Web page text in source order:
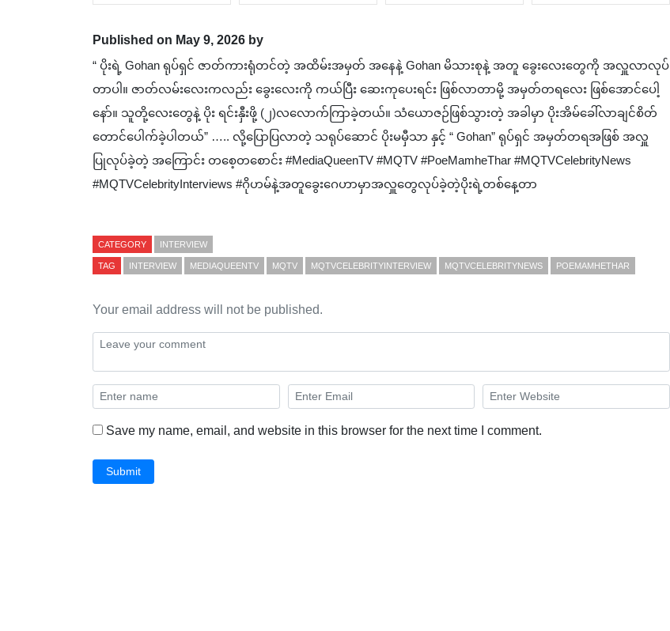
Published on May 9, 2026 by
“ ပိုးရဲ့ Gohan ရုပ်ရှင် ဇာတ်ကားရုံတင်တဲ့ အထိမ်းအမှတ် အနေနဲ့ Gohan မိသားစုနဲ့ အတူ ခွေးလေးတွေကို အလှူလာလုပ်
တာပါ။ ဇာတ်လမ်းလေးကလည်း ခွေးလေးကို ကယ်ပြီး ဆေးကုပေးရင်း ဖြစ်လာတာမို့ အမှတ်တရလေး ဖြစ်အောင်ပေါ့
နော်။ သူတို့လေးတွေနဲ့ ပိုး ရင်းနှီးဖို့ (၂)လလောက်ကြာခဲ့တယ်။ သံယောဇဉ်ဖြစ်သွားတဲ့ အခါမှာ ပိုးအိမ်ခေါ်လာချင်စိတ်
တောင်ပေါက်ခဲ့ပါတယ်” ….. လို့ပြောပြလာတဲ့ သရုပ်ဆောင် ပိုးမမှီသာ နှင့် “ Gohan” ရုပ်ရှင် အမှတ်တရအဖြစ် အလှူ
ပြုလုပ်ခဲ့တဲ့ အကြောင်း တစေ့တစောင်း #MediaQueenTV #MQTV #PoeMamheThar #MQTVCelebrityNews
‎#MQTVCelebrityInterviews #ဂိုဟမ်နဲ့အတူခွေးဂေဟာမှာအလှူတွေလုပ်ခဲ့တဲ့ပိုးရဲ့တစ်နေ့တာ
CATEGORY INTERVIEW
TAG INTERVIEW MEDIAQUEENTV MQTV MQTVCELEBRITYINTERVIEW MQTVCELEBRITYNEWS POEMAMHETHAR
Your email address will not be published.
Save my name, email, and website in this browser for the next time I comment.
Submit